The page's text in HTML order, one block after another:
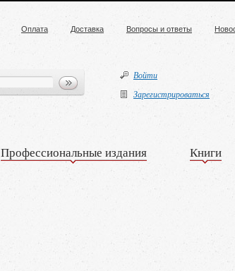
Оплата Доставка Вопросы и ответы
Войти
Зарегистрироваться
Профессиональные издания Книги